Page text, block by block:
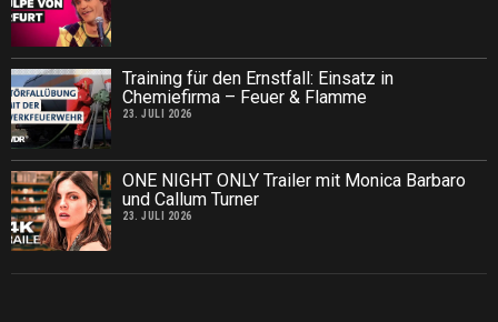
Training für den Ernstfall: Einsatz in
Chemiefirma – Feuer & Flamme
23. JULI 2026
ONE NIGHT ONLY Trailer mit Monica Barbaro
und Callum Turner
23. JULI 2026